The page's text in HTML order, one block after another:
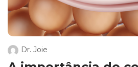
Dr. Joie